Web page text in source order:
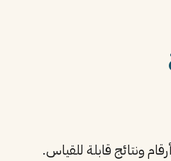
ونتائج قابلة للقياس.